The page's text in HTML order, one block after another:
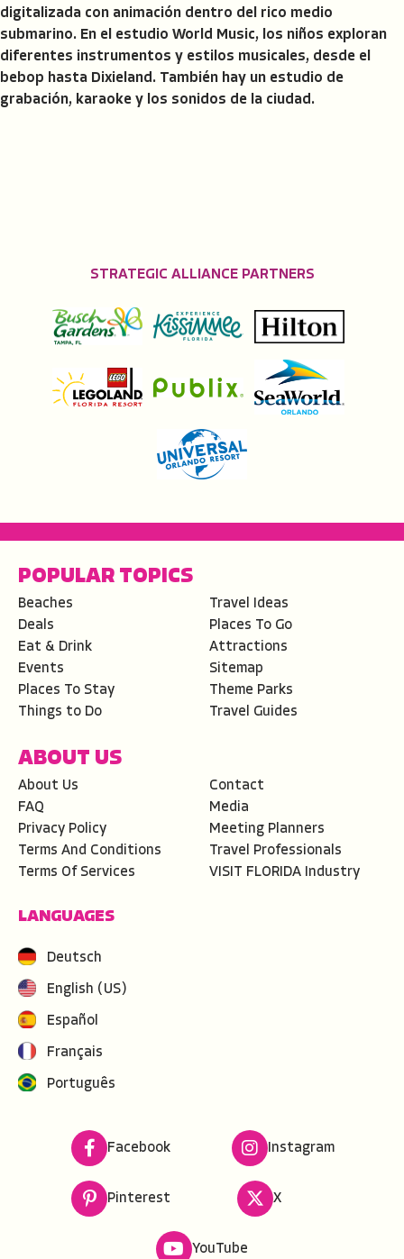
digitalizada con animación dentro del rico medio
submarino. En el estudio World Music, los niños exploran
diferentes instrumentos y estilos musicales, desde el
bebop hasta Dixieland. También hay un estudio de
grabación, karaoke y los sonidos de la ciudad.
STRATEGIC ALLIANCE PARTNERS
POPULAR TOPICS
Beaches
Deals
Eat & Drink
Events
Places To Stay
Things to Do
Travel Ideas
Places To Go
Attractions
Sitemap
Theme Parks
Travel Guides
ABOUT US
About Us
FAQ
Privacy Policy
Terms And Conditions
Terms Of Services
Contact
Media
Meeting Planners
Travel Professionals
VISIT FLORIDA Industry
LANGUAGES
Deutsch
English (US)
Español
Français
Português
Facebook Instagram
Pinterest X
YouTube